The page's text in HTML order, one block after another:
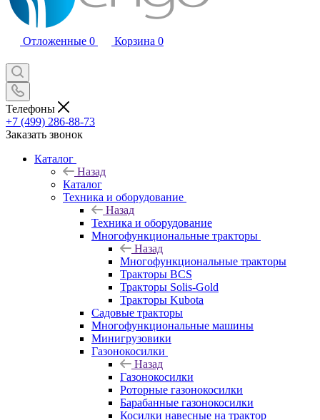
Отложенные 0 Корзина 0
Телефоны
+7 (499) 286-88-73
Заказать звонок
Каталог
Назад
Каталог
Техника и оборудование
Назад
Техника и оборудование
Многофункциональные тракторы
Назад
Многофункциональные тракторы
Тракторы BCS
Тракторы Solis-Gold
Тракторы Kubota
Садовые тракторы
Многофункциональные машины
Минигрузовики
Газонокосилки
Назад
Газонокосилки
Роторные газонокосилки
Барабанные газонокосилки
Косилки навесные на трактор